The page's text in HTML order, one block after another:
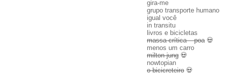
gira-me
grupo transporte humano
igual você
in transitu
livros e bicicletas
massa crítica – poa💀
menos um carro
milton jung 💀
nowtopian
o bicicreteiro 💀